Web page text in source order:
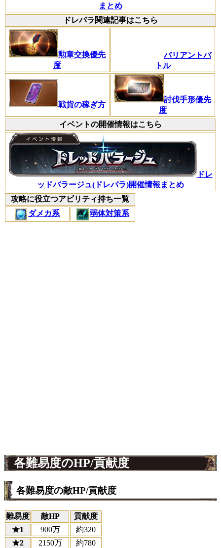
まとめ
ドレバラ関連記事はこちら
勲章交換優先
度
バリアントバ
トル
戦貨の稼ぎ方
討伐手形優先
度
イベントの開催情報はこちら
ドレ
ッドバラージュ(ドレバラ)開催情報まとめ
攻略に役立つアビリティ持ち一覧
ダメカ系
弱体対策系
各難易度のHP/貢献度
各難易度の敵HP/貢献度
難易度 敵HP
貢献度
★1
900万
約320
★2
2150万 約780